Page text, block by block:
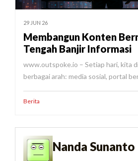
29 JUN 26
Membangun Konten
Tengah Banjir Informasi
www.outspoke.io – Setiap hari, kita
berbagai arah: media sosial, portal
Berita
Nanda Sunanto